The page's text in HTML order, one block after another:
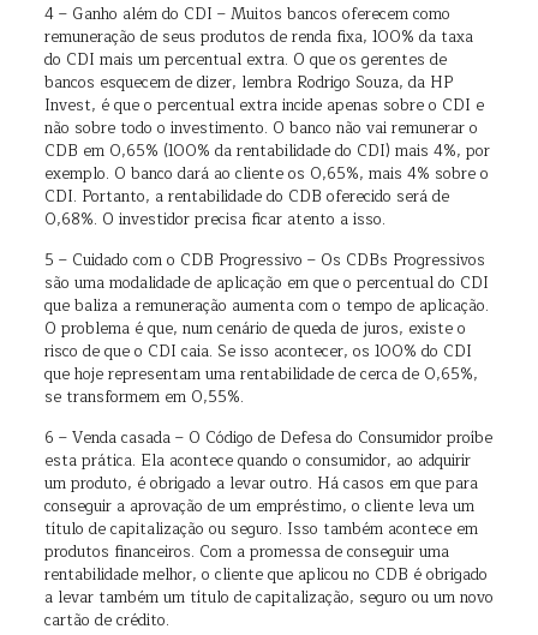
4 – Ganho além do CDI – Muitos bancos oferecem como
remuneração de seus produtos de renda fixa, 100% da taxa
do CDI mais um percentual extra. O que os gerentes de
bancos esquecem de dizer, lembra Rodrigo Souza, da HP
Invest, é que o percentual extra incide apenas sobre o CDI e
não sobre todo o investimento. O banco não vai remunerar o
CDB em 0,65% (100% da rentabilidade do CDI) mais 4%, por
exemplo. O banco dará ao cliente os 0,65%, mais 4% sobre o
CDI. Portanto, a rentabilidade do CDB oferecido será de
0,68%. O investidor precisa ficar atento a isso.
5 – Cuidado com o CDB Progressivo – Os CDBs Progressivos
são uma modalidade de aplicação em que o percentual do CDI
que baliza a remuneração aumenta com o tempo de aplicação.
O problema é que, num cenário de queda de juros, existe o
risco de que o CDI caia. Se isso acontecer, os 100% do CDI
que hoje representam uma rentabilidade de cerca de 0,65%,
se transformem em 0,55%.
6 – Venda casada – O Código de Defesa do Consumidor proíbe
esta prática. Ela acontece quando o consumidor, ao adquirir
um produto, é obrigado a levar outro. Há casos em que para
conseguir a aprovação de um empréstimo, o cliente leva um
título de capitalização ou seguro. Isso também acontece em
produtos financeiros. Com a promessa de conseguir uma
rentabilidade melhor, o cliente que aplicou no CDB é obrigado
a levar também um título de capitalização, seguro ou um novo
cartão de crédito.